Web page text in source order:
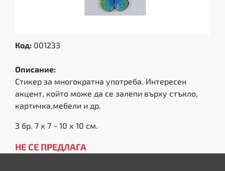
Код: 001233
Описание:
Стикер за многократна употреба. Интересен
акцент, който може да се залепи върху стъкло,
картичка,мебели и др.
3 бр. 7 х 7 ~ 10 х 10 см.
НЕ СЕ ПРЕДЛАГА